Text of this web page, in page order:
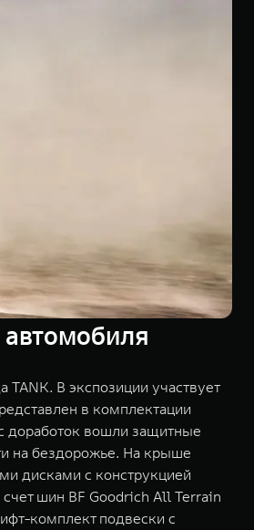
В экспозиции участвует
в комплектации
доработок вошли защитные
на бездорожье. На крыше
дисками с конструкцией
шин BF Goodrich All Terrain
комплект подвески с